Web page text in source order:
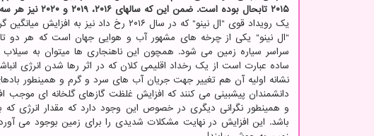
۲۰۱۵ تابحال بوده است. ضمن این که سالهای ۲۰۱۶، ۲۰۱۹ و ۲۰۲۰ نیز هر سه از سالهای گرم دهه اخیر بوده اند.
یک رویداد قوی "ال نینو" که در سال ۲۰۱۶ رخ داد نیز به افزایش میانگین گرمایش جهانی کمک کرد.
"ال نینو" یکی از چرخه های مشهور آب و هوایی جهان است که هر دو
سراسر سیاره زمین می شود. همچون این ناهنجاری ها میتوان به
ساده عبارت است از یک رخداد اقلیمی کلان که در اثر رها شدن انرژی
نشانه اولیه آن هم تغییر جهت جریان آب های سرد و گرم و همینطور
دانشمندان پیشبینی می کنند که افزایش غلظت گازهای گلخانه ای
و همینطور نگرانی دیگری در خصوص این وجود دارد که مقدار انرژی
باشد. این افزایش در نهایت مشکلات شدیدی را برای زمین بوجود می